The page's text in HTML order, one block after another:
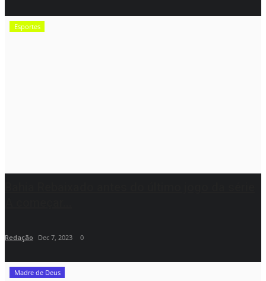
Esportes
Redação Dec 7, 2023 0
Madre de Deus